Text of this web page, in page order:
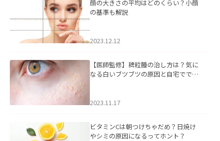
顔の大きさの平均はどのくらい？小顔
の基準も解説
2023.12.12
【医師監修】稗粒腫の治し方は？気に
なる白いブツブツの原因と自宅ででき
2023.11.17
ビタミンCは朝つけちゃだめ？日焼け
やシミの原因になるってホント？